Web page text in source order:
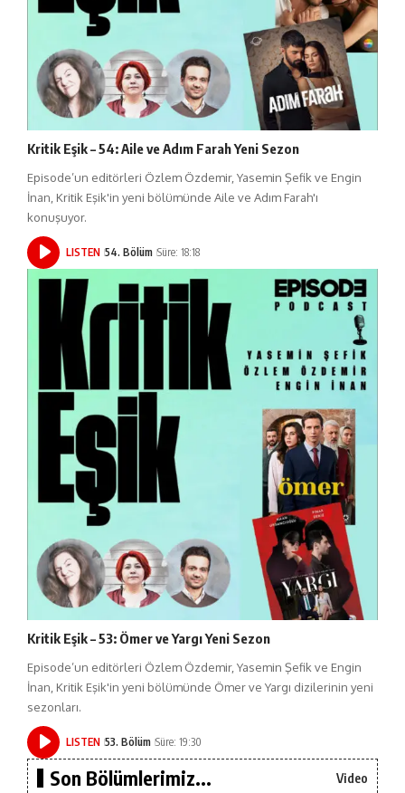
Kritik Eşik – 54: Aile ve Adım Farah Yeni Sezon
Episode’un editörleri Özlem Özdemir, Yasemin Şefik ve Engin
İnan, Kritik Eşik'in yeni bölümünde Aile ve Adım Farah'ı
konuşuyor.
LISTEN 54. Bölüm Süre: 18:18
Kritik Eşik – 53: Ömer ve Yargı Yeni Sezon
Episode’un editörleri Özlem Özdemir, Yasemin Şefik ve Engin
İnan, Kritik Eşik'in yeni bölümünde Ömer ve Yargı dizilerinin yeni
sezonları.
LISTEN 53. Bölüm Süre: 19:30
Son Bölümlerimiz... Video